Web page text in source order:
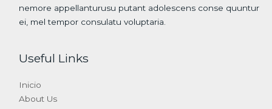
nemore appellanturusu putant adolescens conse quuntur
ei, mel tempor consulatu voluptaria.
Useful Links
Inicio
About Us